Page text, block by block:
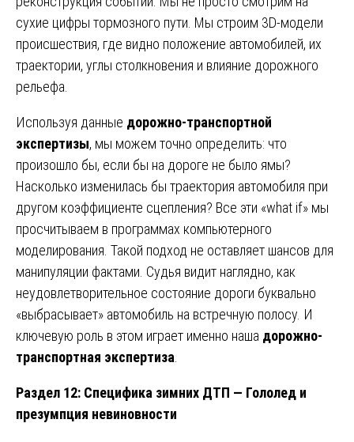
сухие цифры тормозного пути. Мы строим 3D-модели
происшествия, где видно положение автомобилей, их
траектории, углы столкновения и влияние дорожного
рельефа.
Используя данные дорожно-транспортной
экспертизы, мы можем точно определить: что
произошло бы, если бы на дороге не было ямы?
Насколько изменилась бы траектория автомобиля при
другом коэффициенте сцепления? Все эти «what if» мы
просчитываем в программах компьютерного
моделирования. Такой подход не оставляет шансов для
манипуляции фактами. Судья видит наглядно, как
неудовлетворительное состояние дороги буквально
«выбрасывает» автомобиль на встречную полосу. И
ключевую роль в этом играет именно наша дорожно-
транспортная экспертиза
Раздел 12: Специфика зимних ДТП — Гололед и
презумпция невиновности